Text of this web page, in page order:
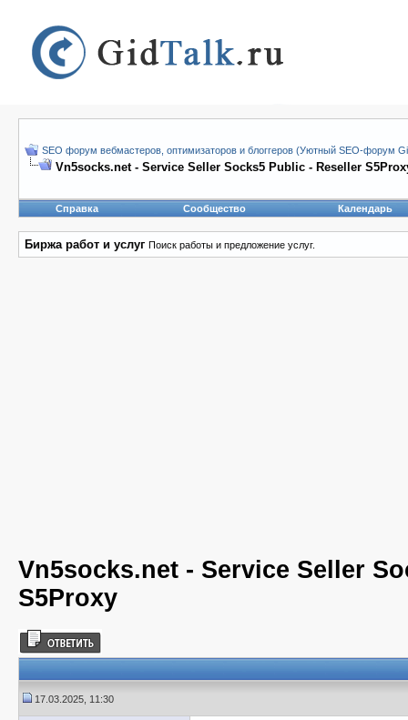
SEO форум вебмастеров, оптимизаторов и блоггеров (Уютный SEO-форум
Vn5socks.net - Service Seller Socks5 Public - Reseller
Справка Сообщество Календарь
Биржа работ и услуг Поиск работы и предложение услуг.
Vn5socks.net - Service Seller
S5Proxy
17.03.2025, 11:30